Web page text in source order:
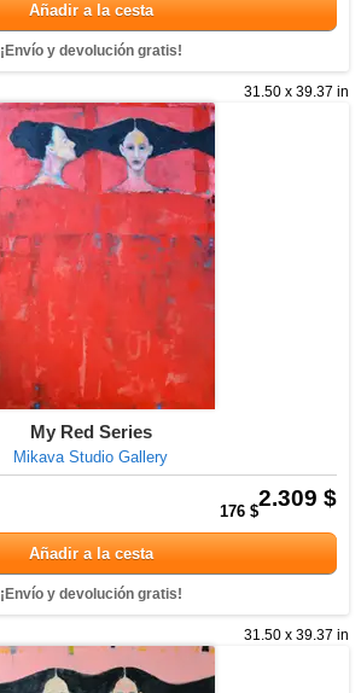
Añadir a la cesta
¡Envío y devolución gratis!
31.50 x 39.37 in
My Red Series
Mikava Studio Gallery
2.309 $
176 $
Añadir a la cesta
¡Envío y devolución gratis!
31.50 x 39.37 in